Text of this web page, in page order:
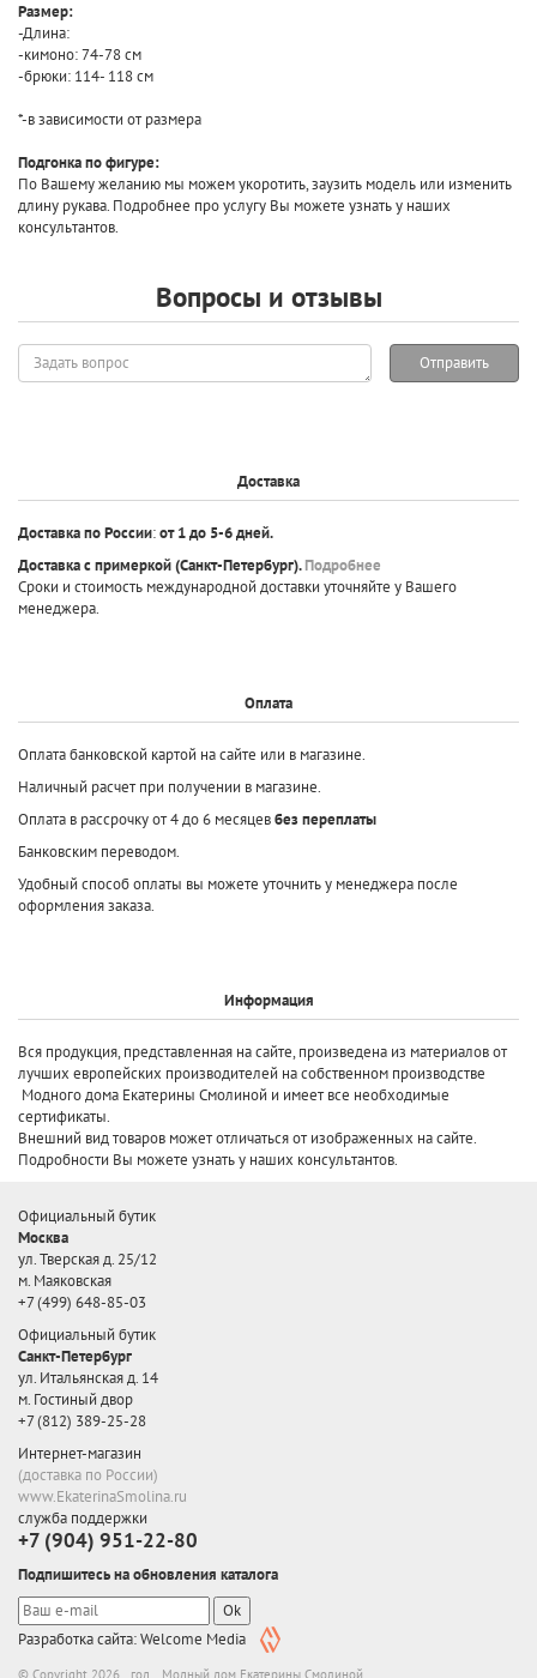
Размер:
-Длина:
-кимоно: 74-78 см
-брюки: 114- 118 см
*-в зависимости от размера
Подгонка по фигуре:
По Вашему желанию мы можем укоротить, заузить модель или изменить
длину рукава. Подробнее про услугу Вы можете узнать у наших
консультантов.
Вопросы и отзывы
Задать
вопрос
Отправить
Доставка
Доставка по России:от 1 до 5-6 дней.
Доставка с примеркой(Санкт-Петербург).Подробнее
Сроки и стоимость международной доставки уточняйте у Вашего
менеджера.
Оплата
Оплата банковской картой на сайте или в магазине.
Наличный расчет при получении в магазине.
Оплата в рассрочку от 4 до 6 месяцевбез переплаты
Банковским переводом.
Удобный способ оплаты вы можете уточнить у менеджера после
оформления заказа.
Информация
Вся продукция, представленная на сайте, произведена из материалов от
лучших европейских производителей на собственном производстве
Модного дома Екатерины Смолиной и имеет все необходимые
сертификаты.
Внешний вид товаров может отличаться от изображенных на сайте.
Подробности Вы можете узнать у наших консультантов.
Официальный бутик
Москва
ул. Тверская д. 25/12
м. Маяковская
+7 (499) 648-85-03
Официальный бутик
Санкт-Петербург
ул. Итальянская д. 14
м. Гостиный двор
+7 (812) 389-25-28
Интернет-магазин
(доставка по России)
www.EkaterinaSmolina.ru
служба поддержки
+7 (904) 951-22-80
Подпишитесь на обновления каталога
Ok
Разработка сайта: Welcome Media
© Copyright 2026 год. Модный дом Екатерины Смолиной